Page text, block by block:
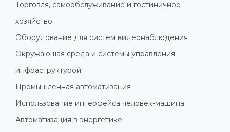
Торговля, самообслуживание и гостиничное
хозяйство
Оборудование для систем видеонаблюдения
Окружающая среда и системы управления
инфраструктурой
Промышленная автоматизация
Использование интерфейса человек-машина
Автоматизация в энергетике